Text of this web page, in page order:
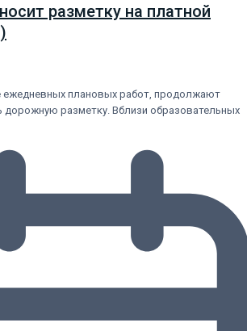
разметку на платной
ежедневных плановых работ, продолжают
дорожную разметку. Вблизи образовательных